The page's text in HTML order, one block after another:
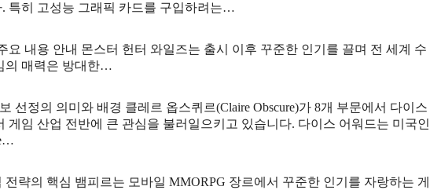
특히 고성능 그래픽 카드를 구입하려는…
요 내용 안내 몬스터 헌터 와일즈는 출시 이후 꾸준한 인기를 끌며 전 세계 수
의 매력은 방대한…
선정의 의미와 배경 클레르 옵스퀴르(Claire Obscure)가 8개 부문에서 다이스
게임 산업 전반에 큰 관심을 불러일으키고 있습니다. 다이스 어워드는 미국인
략의 핵심 뱀피르는 모바일 MMORPG 장르에서 꾸준한 인기를 자랑하는 게